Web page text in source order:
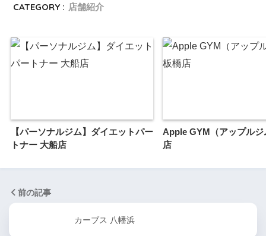
CATEGORY : 店舗紹介
【パーソナルジム】ダイエットパー
トナー 大船店
Apple GYM（アップルジ
店
前の記事
カーブス 八幡浜